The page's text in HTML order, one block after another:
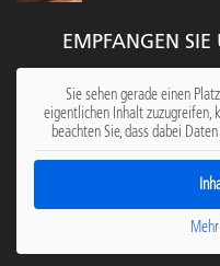
EMPFANGEN SIE
Sie sehen gerade einen
eigentlichen Inhalt zuzugreifen,
beachten Sie, dass dabei